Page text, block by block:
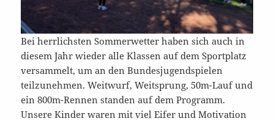
Bei herrlichsten Sommerwetter haben sich auch in
diesem Jahr wieder alle Klassen auf dem Sportplatz
versammelt, um an den Bundesjugendspielen
teilzunehmen. Weitwurf, Weitsprung, 50m-Lauf und
ein 800m-Rennen standen auf dem Programm.
Unsere Kinder waren mit viel Eifer und Motivation